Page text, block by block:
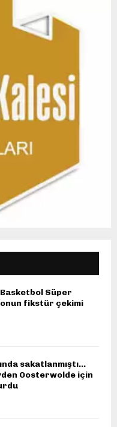
Süper
fikstür çekimi
sakatlanmıştı…
Oosterwolde için